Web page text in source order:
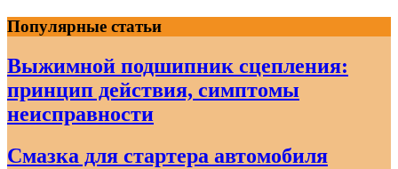
Skip
to
content
Популярные статьи
Выжимной подшипник сцепления:
принцип действия, симптомы
неисправности
Смазка для стартера автомобиля